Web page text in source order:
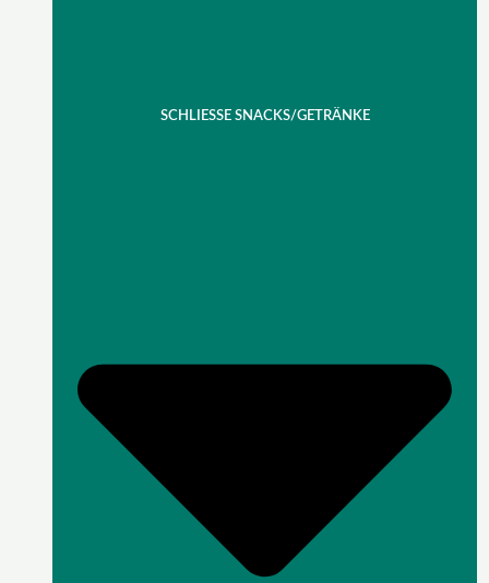
SCHLIESSE SNACKS/GETRÄNKE